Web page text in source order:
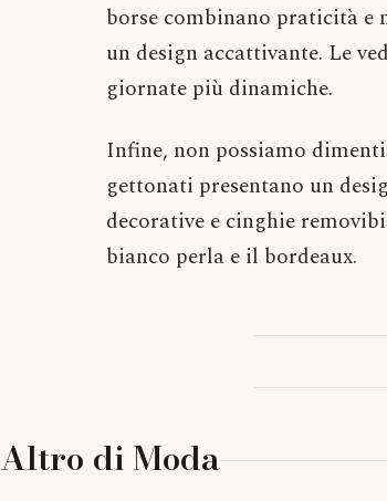
borse combinano praticità e
un design accattivante. Le
giornate più dinamiche.
Infine, non possiamo
gettonati presentano un
decorative e cinghie
bianco perla e il bordeaux.
Altro diModa